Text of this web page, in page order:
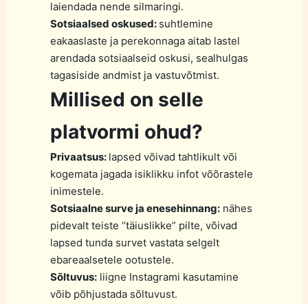
laiendada nende silmaringi.
Sotsiaalsed oskused: suhtlemine
eakaaslaste ja perekonnaga aitab lastel
arendada sotsiaalseid oskusi, sealhulgas
tagasiside andmist ja vastuvõtmist.
Millised on selle
platvormi ohud?
Privaatsus: lapsed võivad tahtlikult või
kogemata jagada isiklikku infot võõrastele
inimestele.
Sotsiaalne surve ja enesehinnang:nähes
pidevalt teiste “täiuslikke” pilte, võivad
lapsed tunda survet vastata selgelt
ebareaalsetele ootustele.
Sõltuvus:liigne Instagrami kasutamine
võib põhjustada sõltuvust.